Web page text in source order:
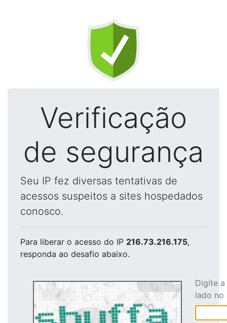
Verificação
de segurança
Seu IP fez diversas tentativas de
acessos suspeitos a sites hospedados
conosco.
Para liberar o acesso do IP 216.73.216.175,
responda ao desafio abaixo.
Digite
lado no